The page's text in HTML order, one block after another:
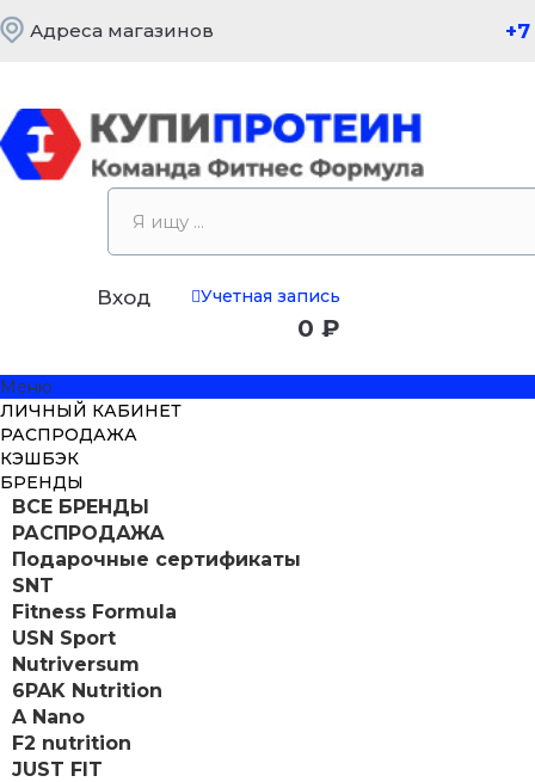
Адреса магазинов
Вход Учетная запись
0 ₽
Меню
ЛИЧНЫЙ КАБИНЕТ
РАСПРОДАЖА
КЭШБЭК
БРЕНДЫ
ВСЕ БРЕНДЫ
РАСПРОДАЖА
Подарочные сертификаты
SNT
Fitness Formula
USN Sport
Nutriversum
6PAK Nutrition
A Nano
F2 nutrition
JUST FIT